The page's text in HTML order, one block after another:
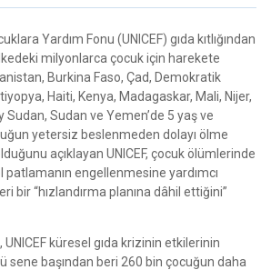
Yardım Fonu (UNICEF) gıda kıtlığından
milyonlarca çocuk için harekete
Burkina Faso, Çad, Demokratik
Haiti, Kenya, Madagaskar, Mali, Nijer,
Sudan, Sudan ve Yemen’de 5 yaş ve
yetersiz beslenmeden dolayı ölme
açıklayan UNICEF, çocuk ölümlerinde
engellenmesine yardımcı
bir “hızlandırma planına dâhil ettiğini”
UNICEF küresel gıda krizinin etkilerinin
sene başından beri 260 bin çocuğun daha